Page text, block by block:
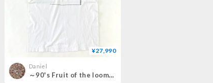
¥27,990
Daniel
～90's Fruit of the loom "Richard Stine" Tシャツ Lサイズ USA製